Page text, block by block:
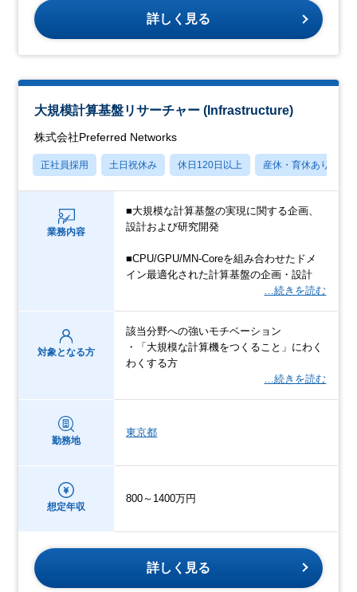
詳しく見る
大規模計算基盤リサーチャー (Infrastructure)
株式会社Preferred Networks
正社員採用 土日祝休み 休日120日以上 産休・育休あり
業務内容
■大規模な計算基盤の実現に関する企画、
設計および研究開発
■CPU/GPU/MN-Coreを組み合わせたドメ
イン最適化された計算基盤の企画・設計
…続きを読む
対象となる方
該当分野への強いモチベーション
・「大規模な計算機をつくること」にわく
わくする方
…続きを読む
勤務地
東京都
想定年収
800～1400万円
詳しく見る